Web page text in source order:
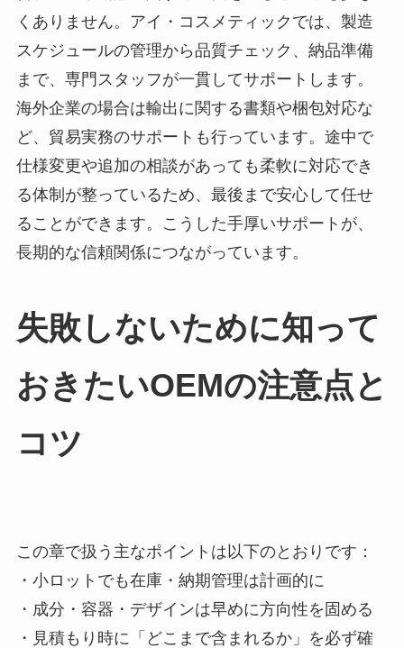
くありません。アイ・コスメティックでは、製造
スケジュールの管理から品質チェック、納品準備
まで、専門スタッフが一貫してサポートします。
海外企業の場合は輸出に関する書類や梱包対応な
ど、貿易実務のサポートも行っています。途中で
仕様変更や追加の相談があっても柔軟に対応でき
る体制が整っているため、最後まで安心して任せ
ることができます。こうした手厚いサポートが、
長期的な信頼関係につながっています。
失敗しないために知って
おきたいOEMの注意点と
コツ
この章で扱う主なポイントは以下のとおりです：
・小ロットでも在庫・納期管理は計画的に
・成分・容器・デザインは早めに方向性を固める
・見積もり時に「どこまで含まれるか」を必ず確